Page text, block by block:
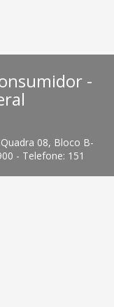
-
08, Bloco B-
- Telefone: 151